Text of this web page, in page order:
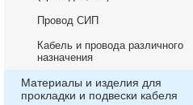
Провод СИП
Кабель и провода различного
назначения
Материалы и изделия для
прокладки и подвески кабеля